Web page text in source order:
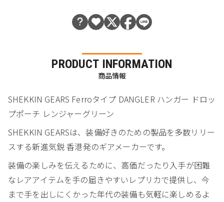
PRODUCT INFORMATION
商品情報
SHEKKIN GEARS Ferroタイプ DANGLER ハンガー ドロッ
プポーチ レンジャーグリーン
SHEKKIN GEARSは、装備好きのための製品を多数リリー
スする新進気鋭 香港発のギアメーカーです。
装備の楽しみを伝えるために、高価だったり入手が困難
なレアアイテムを手の届きやすいレプリカで提供し、今
まで手を出しにくかった年代の装備も気軽に楽しめるよ